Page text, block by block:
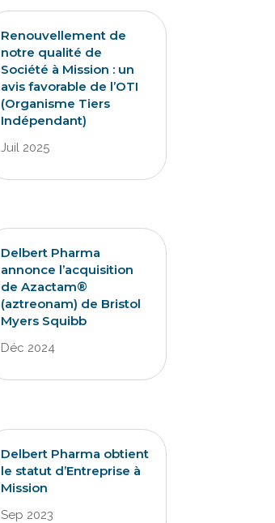
Renouvellement de
notre qualité de
Société à Mission : un
avis favorable de l’OTI
(Organisme Tiers
Indépendant)
Juil 2025
Delbert Pharma
annonce l’acquisition
de Azactam®
(aztreonam) de Bristol
Myers Squibb
Déc 2024
Delbert Pharma obtient
le statut d’Entreprise à
Mission
Sep 2023